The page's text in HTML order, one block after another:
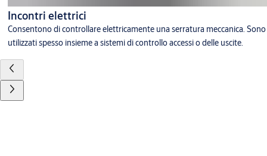
Incontri elettrici
Consentono di controllare elettricamente una serratura meccanica. Sono
utilizzati spesso insieme a sistemi di controllo accessi o delle uscite.